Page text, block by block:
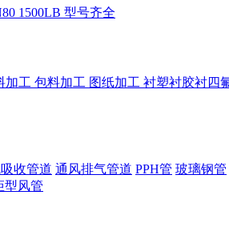
收管道 通风排气管道 PPH管 玻璃钢管
型风管